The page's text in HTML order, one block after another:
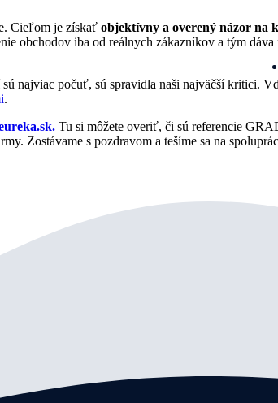
Cieľom je získať objektívny a overený názor na
obchodov iba od reálnych zákazníkov a tým
najviac počuť, sú spravidla naši najväčší kritici.
.
Tu si môžete overiť, či sú referencie
Zostávame s pozdravom a tešíme sa na